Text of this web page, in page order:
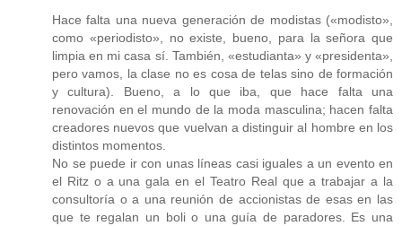
Hace falta una nueva generación de modistas («modisto»,
como «periodisto», no existe, bueno, para la señora que
limpia en mi casa sí. También, «estudianta» y «presidenta»,
pero vamos, la clase no es cosa de telas sino de formación
y cultura). Bueno, a lo que iba, que hace falta una
renovación en el mundo de la moda masculina; hacen falta
creadores nuevos que vuelvan a distinguir al hombre en los
distintos momentos.
No se puede ir con unas líneas casi iguales a un evento en
el Ritz o a una gala en el Teatro Real que a trabajar a la
consultoría o a una reunión de accionistas de esas en las
que te regalan un boli o una guía de paradores. Es una